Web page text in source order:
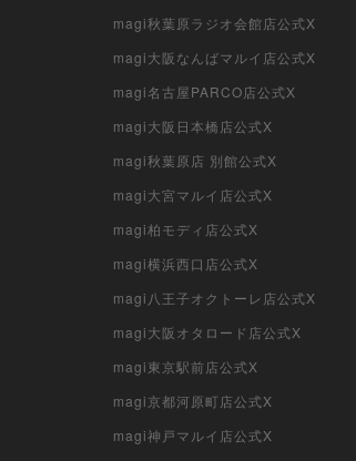
magi秋葉原ラジオ会館店公式X
magi大阪なんばマルイ店公式X
magi名古屋PARCO店公式X
magi大阪日本橋店公式X
magi秋葉原店 別館公式X
magi大宮マルイ店公式X
magi柏モディ店公式X
magi横浜西口店公式X
magi八王子オクトーレ店公式X
magi大阪オタロード店公式X
magi東京駅前店公式X
magi京都河原町店公式X
magi神戸マルイ店公式X